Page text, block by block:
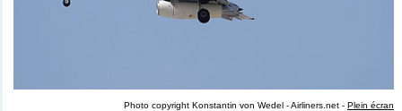
Photo copyright Konstantin von Wedel - Airliners.net -Plein écran